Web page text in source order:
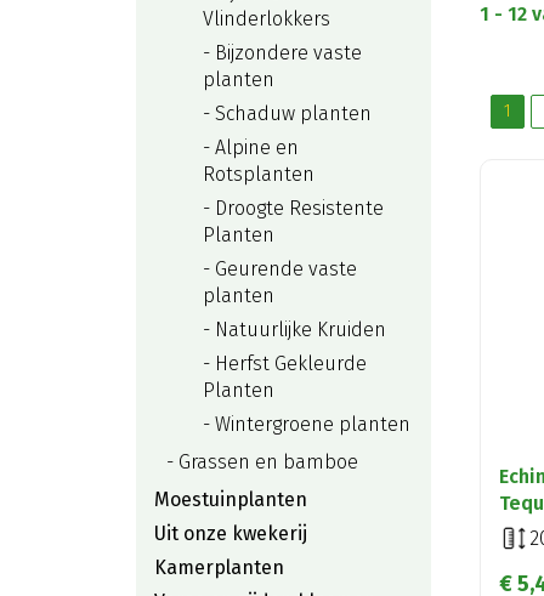
1 - 12
1
€ 5,
Vlinderlokkers
Bijzondere vaste
planten
Schaduw planten
Alpine en
Rotsplanten
Droogte Resistente
Planten
Geurende vaste
planten
Natuurlijke Kruiden
Herfst Gekleurde
Planten
Wintergroene planten
Grassen en bamboe
Moestuinplanten
Uit onze kwekerij
Kamerplanten